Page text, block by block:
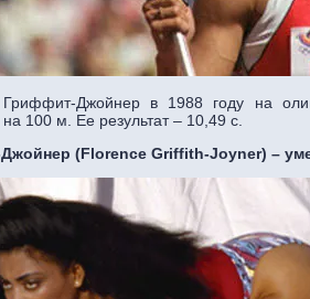
Джойнер в 1988 году на
100 м. Ее результат – 10,49 с.
(Florence Griffith-Joyner) –